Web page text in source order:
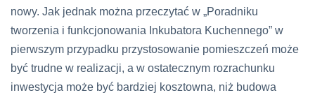
nowy. Jak jednak można przeczytać w „Poradniku
tworzenia i funkcjonowania Inkubatora Kuchennego” w
pierwszym przypadku przystosowanie pomieszczeń może
być trudne w realizacji, a w ostatecznym rozrachunku
inwestycja może być bardziej kosztowna, niż budowa